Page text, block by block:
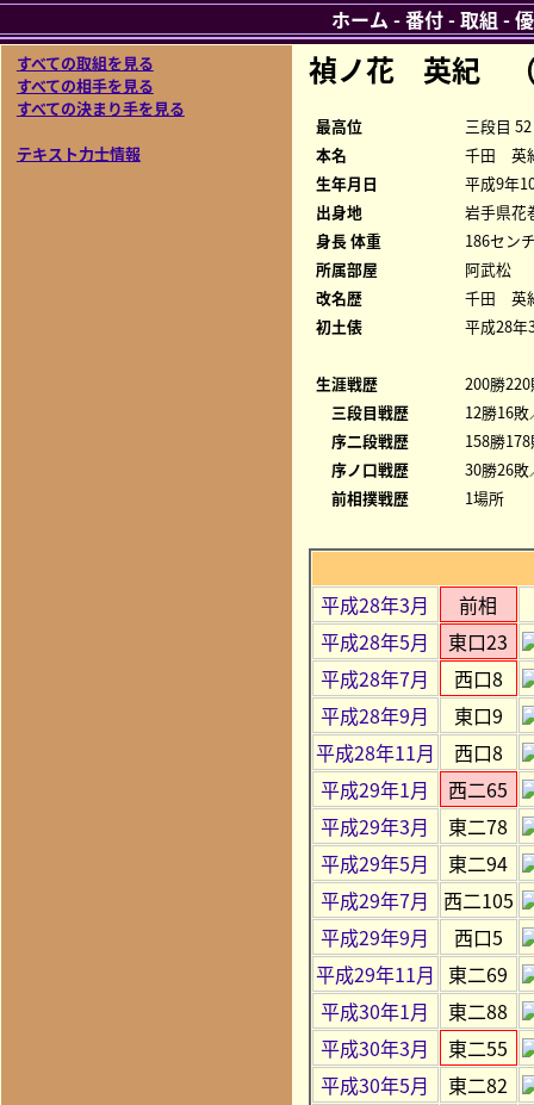
すべての取組を見る
すべての相手を見る
すべての決まり手を見る
テキスト力士情報
禎ノ花 英紀 （
最高位
三段目 52
本名
千田 英
生年月日
平成9年
出身地
岩手県花
身長 体重
186セン
所属部屋
阿武松
改名歴
千田 英
初土俵
平成28年
生涯戦歴
200勝
三段目戦歴
12勝16
序二段戦歴
158勝
序ノ口戦歴
30勝26
前相撲戦歴
1場所
平成28年3月
前相
平成28年5月
東口23
平成28年7月
西口8
平成28年9月
東口9
平成28年11月
西口8
平成29年1月
西二65
平成29年3月
東二78
平成29年5月
東二94
平成29年7月
西二105
平成29年9月
西口5
平成29年11月 東二69
平成30年1月
東二88
平成30年3月
東二55
平成30年5月
東二82
ホーム -番付-取組 -